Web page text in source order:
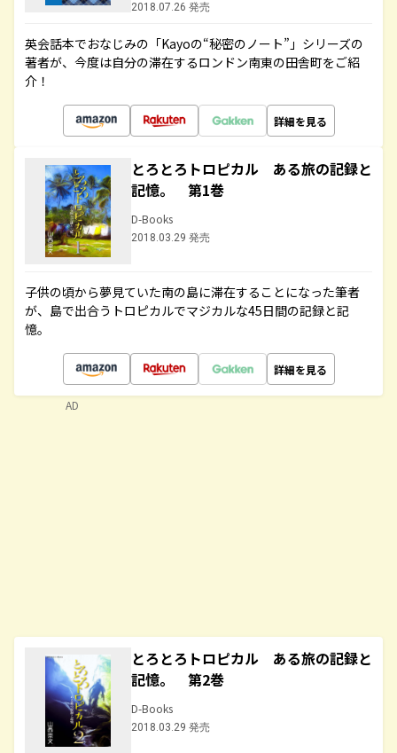
2018.07.26 発売
英会話本でおなじみの「Kayoの“秘密のノート”」シリーズの
著者が、今度は自分の滞在するロンドン南東の田舎町をご紹
介！
詳細を見る
とろとろトロピカル ある旅の記録と
記憶。 第1巻
D-Books
2018.03.29 発売
子供の頃から夢見ていた南の島に滞在することになった筆者
が、島で出合うトロピカルでマジカルな45日間の記録と記
憶。
詳細を見る
とろとろトロピカル ある旅の記録と
記憶。 第2巻
D-Books
2018.03.29 発売
AD